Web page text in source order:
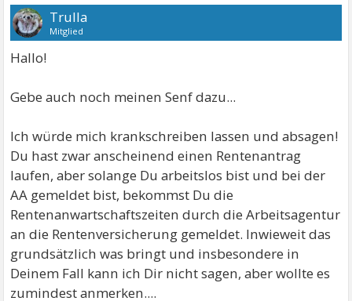
Trulla
Mitglied
Hallo!
Gebe auch noch meinen Senf dazu...
Ich würde mich krankschreiben lassen und absagen!
Du hast zwar anscheinend einen Rentenantrag
laufen, aber solange Du arbeitslos bist und bei der
AA gemeldet bist, bekommst Du die
Rentenanwartschaftszeiten durch die Arbeitsagentur
an die Rentenversicherung gemeldet. Inwieweit das
grundsätzlich was bringt und insbesondere in
Deinem Fall kann ich Dir nicht sagen, aber wollte es
zumindest anmerken....